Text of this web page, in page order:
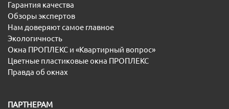
Гарантия качества
Обзоры экспертов
Нам доверяют самое главное
Экологичность
Окна ПРОПЛЕКС и «Квартирный вопрос»
Цветные пластиковые окна ПРОПЛЕКС
Правда об окнах
ПАРТНЕРАМ